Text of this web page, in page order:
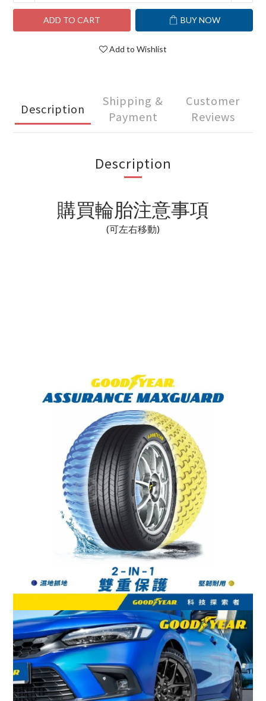
ADD TO CART BUY NOW
Add to Wishlist
Description
Shipping &
Payment
Customer
Reviews
Description
購買輪胎注意事項
(可左右移動)